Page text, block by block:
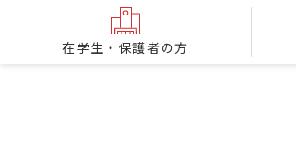
在学生・保護者の方